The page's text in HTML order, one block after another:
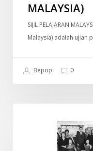
MALAYSIA)
SIJIL PELAJARAN
Malaysia) adalah ujian
Bepop 0
DOKUMENTARI